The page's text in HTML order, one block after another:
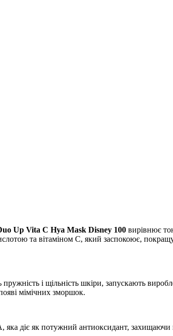
Up Vita C Hya Mask Disney 100 вирівнює
та вітаміном С, який заспокоює,
і щільність шкіри, запускають
мімічних зморшок.
яка діє як потужний антиоксидант, захищаючи